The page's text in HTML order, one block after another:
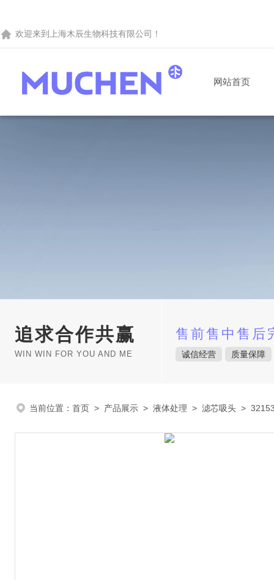
欢迎来到 上海木辰生物科技有限公司 ！
网站首页
追求合作共赢
WIN WIN FOR YOU AND ME
售前售中售后
诚信经营 质量保障
当前位置： 首页 > 产品展示 > 液体处理 > 滤芯吸头 >